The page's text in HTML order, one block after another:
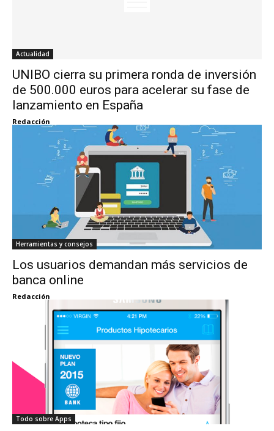
Actualidad
UNIBO cierra su primera ronda de inversión
de 500.000 euros para acelerar su fase de
lanzamiento en España
Redacción
Herramientas y consejos
Los usuarios demandan más servicios de
banca online
Redacción
Todo sobre Apps